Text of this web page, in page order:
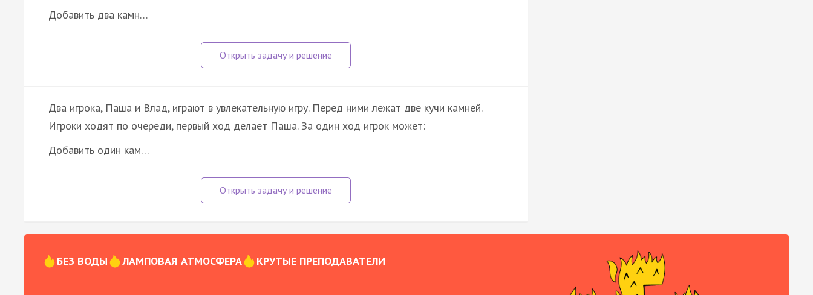
Добавить два камн…
Два игрока, Паша и Влад, играют в увлекательную игру. Перед ними лежат две кучи камней.
Игроки ходят по очереди, первый ход делает Паша. За один ход игрок может:
Добавить один кам…
БЕЗ ВОДЫ ЛАМПОВАЯ АТМОСФЕРА КРУТЫЕ ПРЕПОДАВАТЕЛИ